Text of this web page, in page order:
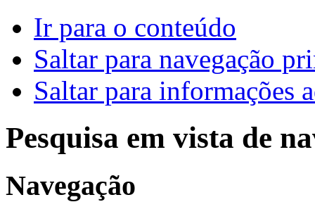
Ir para o conteúdo
Saltar para navegação
Saltar para informações
Pesquisa em vista de
Navegação